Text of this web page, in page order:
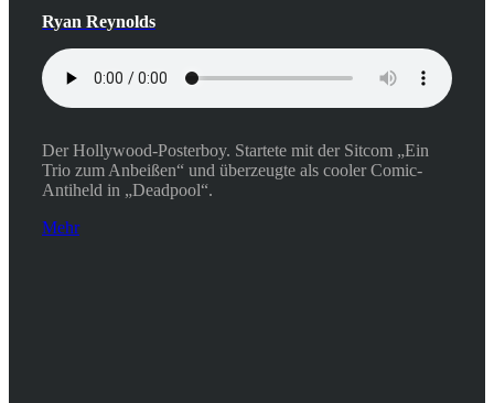
Ryan Reynolds
Der Hollywood-Posterboy. Startete mit der Sitcom „Ein
Trio zum Anbeißen“ und überzeugte als cooler Comic-
Antiheld in „Deadpool“.
Mehr